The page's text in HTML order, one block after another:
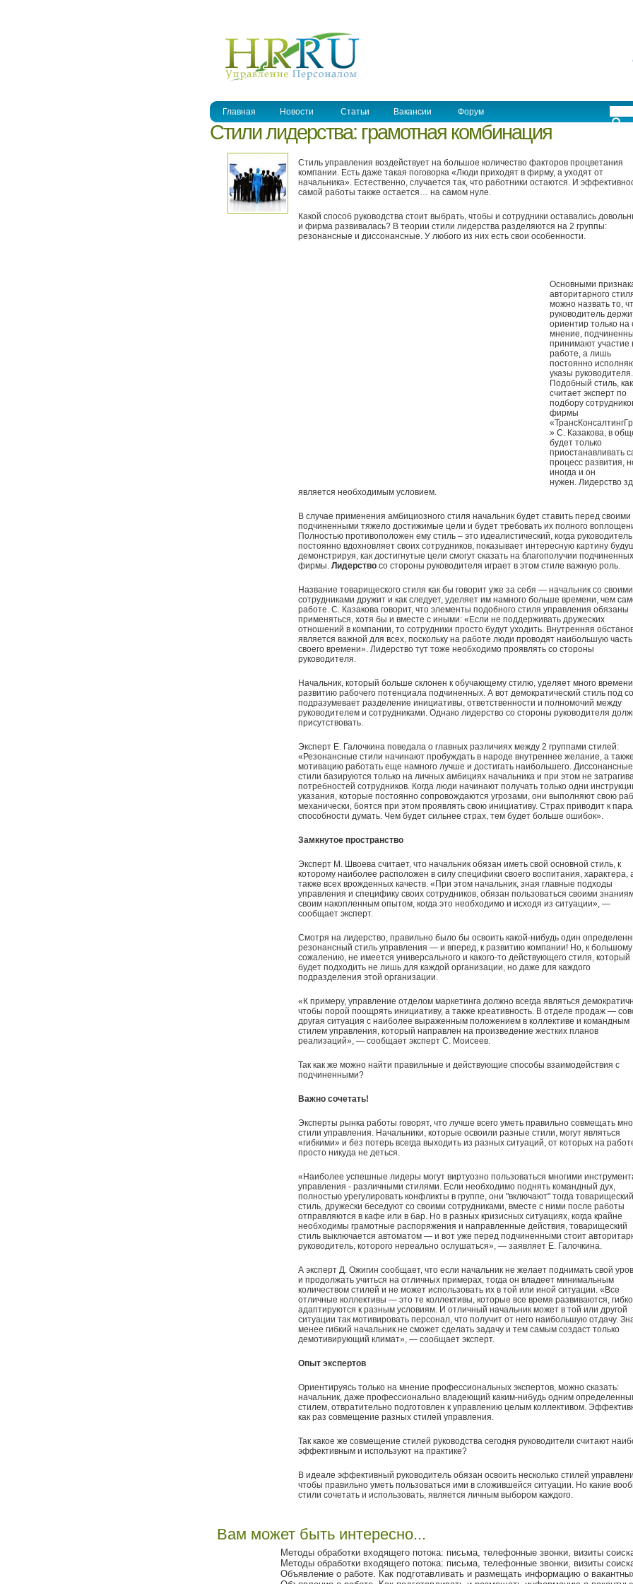
Главная Новости Статьи Вакансии Форум
Стили лидерства: грамотная комбинация
Стиль управления воздействует на большое количество факторов процветания
компании. Есть даже такая поговорка «Люди приходят в фирму, а уходят от
начальника». Естественно, случается так, что работники остаются. И
самой работы также остается… на самом нуле.
Какой способ руководства стоит выбрать, чтобы и сотрудники оставались
и фирма развивалась? В теории стили лидерства разделяются на 2 группы:
резонансные и диссонансные. У любого из них есть свои особенности.
Основными
авторитарного
можно назвать то,
руководитель
ориентир только на
мнение,
принимают участие
работе, а лишь
постоянно
указы руководителя.
Подобный стиль, как
считает эксперт по
подбору
фирмы
» С. Казакова, в
будет только
приостанавливать
процесс развития,
иногда и он
нужен. Лидерство
является необходимым условием.
В случае применения амбициозного стиля начальник будет ставить перед своими
подчиненными тяжело достижимые цели и будет требовать их полного
Полностью противоположен ему стиль – это идеалистический, когда руководитель
постоянно вдохновляет своих сотрудников, показывает интересную картину
демонстрируя, как достигнутые цели смогут сказать на благополучии
фирмы. Лидерство со стороны руководителя играет в этом стиле важную роль.
Название товарищеского стиля как бы говорит уже за себя — начальник со своими
сотрудниками дружит и как следует, уделяет им намного больше времени, чем
работе. С. Казакова говорит, что элементы подобного стиля управления обязаны
применяться, хотя бы и вместе с иными: «Если не поддерживать дружеских
отношений в компании, то сотрудники просто будут уходить. Внутренняя
является важной для всех, поскольку на работе люди проводят наибольшую часть
своего времени». Лидерство тут тоже необходимо проявлять со стороны
руководителя.
Начальник, который больше склонен к обучающему стилю, уделяет много времени
развитию рабочего потенциала подчиненных. А вот демократический стиль под
подразумевает разделение инициативы, ответственности и полномочий между
руководителем и сотрудниками. Однако лидерство со стороны руководителя
присутствовать.
Эксперт Е. Галочкина поведала о главных различиях между 2 группами стилей:
«Резонансные стили начинают пробуждать в народе внутреннее желание, а также
мотивацию работать еще намного лучше и достигать наибольшего. Диссонансные
стили базируются только на личных амбициях начальника и при этом не
потребностей сотрудников. Когда люди начинают получать только одни
указания, которые постоянно сопровождаются угрозами, они выполняют свою
механически, боятся при этом проявлять свою инициативу. Страх приводит к
способности думать. Чем будет сильнее страх, тем будет больше ошибок».
Замкнутое пространство
Эксперт М. Швоева считает, что начальник обязан иметь свой основной стиль, к
которому наиболее расположен в силу специфики своего воспитания, характера,
также всех врожденных качеств. «При этом начальник, зная главные подходы
управления и специфику своих сотрудников, обязан пользоваться своими
своим накопленным опытом, когда это необходимо и исходя из ситуации», —
сообщает эксперт.
Смотря на лидерство, правильно было бы освоить какой-нибудь один
резонансный стиль управления — и вперед, к развитию компании! Но, к большому
сожалению, не имеется универсального и какого-то действующего стиля, который
будет подходить не лишь для каждой организации, но даже для каждого
подразделения этой организации.
«К примеру, управление отделом маркетинга должно всегда являться
чтобы порой поощрять инициативу, а также креативность. В отделе продаж —
другая ситуация с наиболее выраженным положением в коллективе и командным
стилем управления, который направлен на произведение жестких планов
реализаций», — сообщает эксперт С. Моисеев.
Так как же можно найти правильные и действующие способы взаимодействия с
подчиненными?
Важно сочетать!
Эксперты рынка работы говорят, что лучше всего уметь правильно совмещать
стили управления. Начальники, которые освоили разные стили, могут являться
«гибкими» и без потерь всегда выходить из разных ситуаций, от которых на
просто никуда не деться.
«Наиболее успешные лидеры могут виртуозно пользоваться многими
управления - различными стилями. Если необходимо поднять командный дух,
полностью урегулировать конфликты в группе, они "включают" тогда товарищеский
стиль, дружески беседуют со своими сотрудниками, вместе с ними после работы
отправляются в кафе или в бар. Но в разных кризисных ситуациях, когда крайне
необходимы грамотные распоряжения и направленные действия, товарищеский
стиль выключается автоматом — и вот уже перед подчиненными стоит
руководитель, которого нереально ослушаться», — заявляет Е. Галочкина.
А эксперт Д. Ожигин сообщает, что если начальник не желает поднимать свой
и продолжать учиться на отличных примерах, тогда он владеет минимальным
количеством стилей и не может использовать их в той или иной ситуации. «Все
отличные коллективы — это те коллективы, которые все время развиваются, гибко
адаптируются к разным условиям. И отличный начальник может в той или другой
ситуации так мотивировать персонал, что получит от него наибольшую отдачу.
менее гибкий начальник не сможет сделать задачу и тем самым создаст только
демотивирующий климат», — сообщает эксперт.
Опыт экспертов
Ориентируясь только на мнение профессиональных экспертов, можно сказать:
начальник, даже профессионально владеющий каким-нибудь одним
стилем, отвратительно подготовлен к управлению целым коллективом.
как раз совмещение разных стилей управления.
Так какое же совмещение стилей руководства сегодня руководители считают
эффективным и используют на практике?
В идеале эффективный руководитель обязан освоить несколько стилей
чтобы правильно уметь пользоваться ими в сложившейся ситуации. Но какие
стили сочетать и использовать, является личным выбором каждого.
Вам может быть интересно...
Методы обработки входящего потока: письма, телефонные звонки, визиты
Методы обработки входящего потока: письма, телефонные звонки, визиты
Объявление о работе. Как подготавливать и размещать информацию о